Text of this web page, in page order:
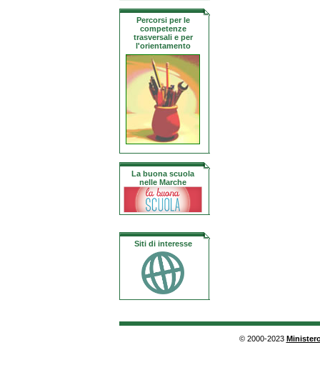
Percorsi per le
competenze
trasversali e per
l'orientamento
La buona scuola
nelle Marche
Siti di interesse
© 2000-2023